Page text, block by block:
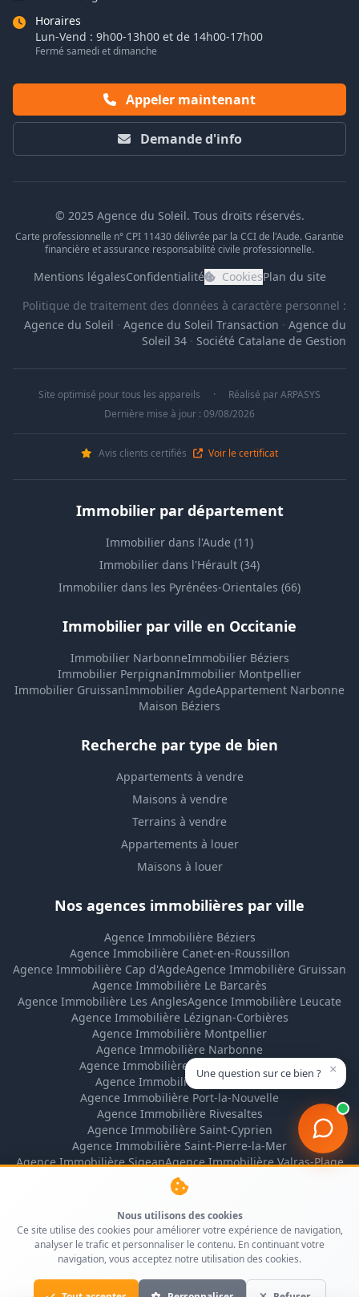
Nous utilisons des cookies
Ce site utilise des cookies pour améliorer votre expérience de navigation,
analyser le trafic et personnaliser le contenu. En continuant votre
navigation, vous acceptez notre utilisation des cookies.
Horaires
Lun-Vend : 9h00-13h00 et de 14h00-17h00
Fermé samedi et dimanche
Appeler maintenant
Demande d'info
© 2025 Agence du Soleil. Tous droits réservés.
Carte professionnelle n° CPI 11430 délivrée par la CCI de l'Aude. Garantie
financière et assurance responsabilité civile professionnelle.
Mentions légalesConfidentialité CookiesPlan du site
Politique de traitement des données à caractère personnel :
Agence du Soleil · Agence du Soleil Transaction · Agence du
Soleil 34 · Société Catalane de Gestion
Site optimisé pour tous les appareils · Réalisé parARPASYS
Dernière mise à jour : 09/08/2026
Avis clients certifiés Voir le certificat
Immobilier par département
Immobilier dans l'Aude (11)
Immobilier dans l'Hérault (34)
Immobilier dans les Pyrénées-Orientales (66)
Immobilier par ville en Occitanie
Immobilier NarbonneImmobilier Béziers
Immobilier PerpignanImmobilier Montpellier
Immobilier GruissanImmobilier AgdeAppartement Narbonne
Maison Béziers
Recherche par type de bien
Appartements à vendre
Maisons à vendre
Terrains à vendre
Appartements à louer
Maisons à louer
Nos agences immobilières par ville
Agence Immobilière Béziers
Agence Immobilière Canet-en-Roussillon
Agence Immobilière Cap d'AgdeAgence Immobilière Gruissan
Agence Immobilière Le Barcarès
Agence Immobilière Les AnglesAgence Immobilière Leucate
Agence Immobilière Lézignan-Corbières
Agence Immobilière Montpellier
Agence Immobilière Narbonne
Agence Immobilière Narbonne-Plage
Agence Immobilière Perpignan
Agence Immobilière Port-la-Nouvelle
Agence Immobilière Rivesaltes
Agence Immobilière Saint-Cyprien
Agence Immobilière Saint-Pierre-la-Mer
Agence Immobilière SigeanAgence Immobilière Valras-Plage
Une question sur ce bien ? ×